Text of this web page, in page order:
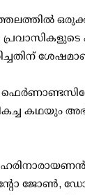
കഥയും
ജോൺ,